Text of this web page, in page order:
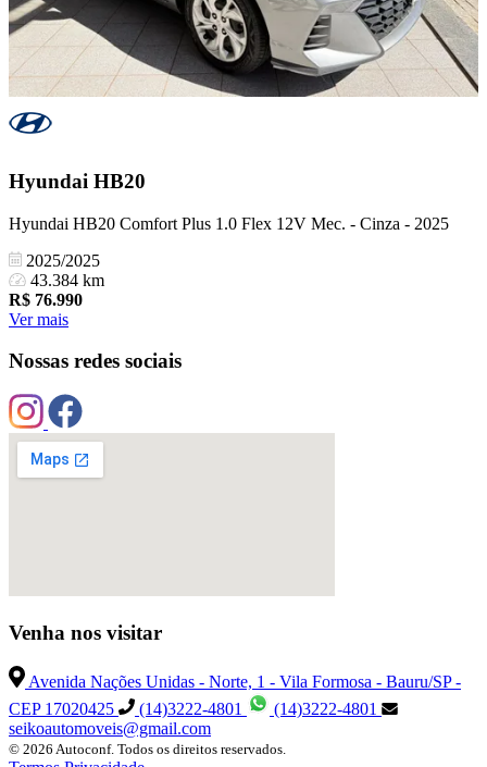
Hyundai HB20
Hyundai HB20 Comfort Plus 1.0 Flex 12V Mec. - Cinza - 2025
2025/2025
43.384 km
R$ 76.990
Ver mais
Nossas redes sociais
Venha nos visitar
Avenida Nações Unidas - Norte, 1 - Vila Formosa - Bauru/SP -
CEP 17020425
(14)3222-4801
(14)3222-4801
seikoautomoveis@gmail.com
© 2026 Autoconf. Todos os direitos reservados.